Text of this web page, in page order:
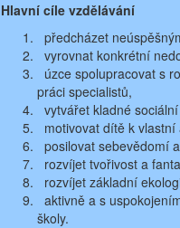
Hlavní cíle vzdělávání
předcházet
vyrovnat konkrétní
úzce spolupracovat s
práci specialistů,
vytvářet kladné
motivovat dítě k
posilovat sebevědomí
rozvíjet tvořivost a
rozvíjet základní
aktivně a s
školy.